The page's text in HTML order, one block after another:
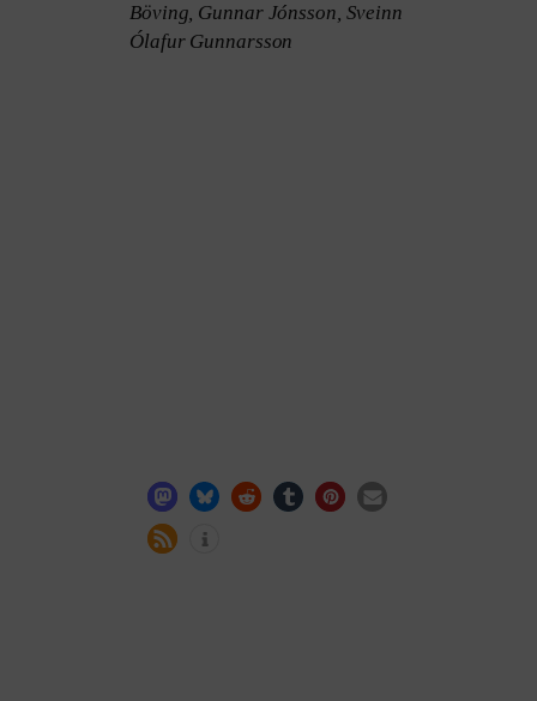
Böving, Gunnar Jónsson, Sveinn
Ólafur Gunnarsson